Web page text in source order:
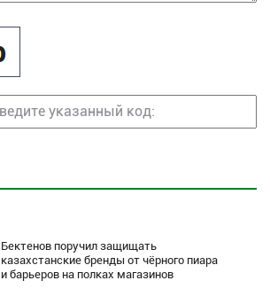
Бектенов поручил защищать
казахстанские бренды от чёрного пиара
и барьеров на полках магазинов